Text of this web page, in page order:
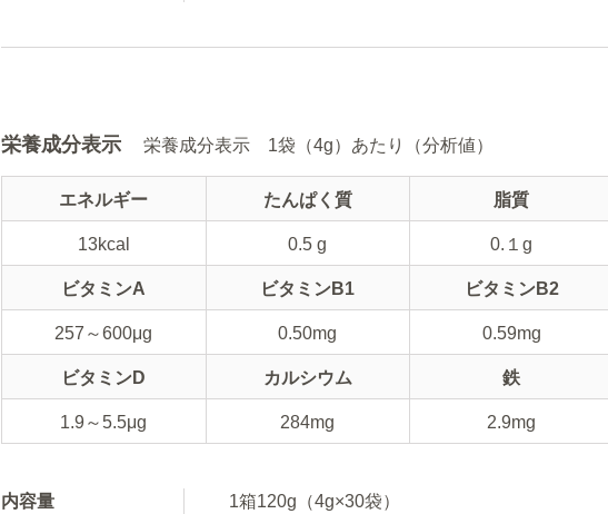
栄養成分表示 栄養成分表示 1袋（4g）あたり（分析値）
エネルギー
13kcal
たんぱく質
0.5 g
脂質
0.１g
ビタミンA
257～600μg
ビタミンB1
0.50mg
ビタミンB2
0.59mg
ビタミンD
1.9～5.5μg
カルシウム
284mg
鉄
2.9mg
内容量 1箱120g（4g×30袋）